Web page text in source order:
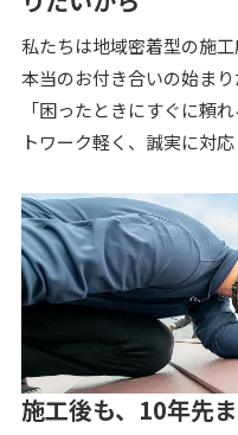
私たちは地域密着型の施
本当のお付き合いの始まり
「困ったときにすぐに頼
トワーク軽く、誠実に対応
施工後も、10年先